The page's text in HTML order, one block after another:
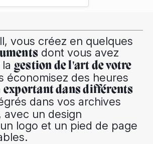
vous créez en quelques
dont vous avez
gestion de l'art de votre
économisez des heures
exportant dans différents
dans vos archives
avec un design
logo et un pied de page